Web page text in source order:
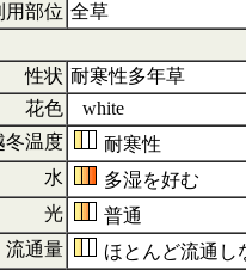
用部位 全草
性状 耐寒性多年草
花色
white
冬温度
耐寒性
水
多湿を好む
光
普通
流通量
ほとんど流通し